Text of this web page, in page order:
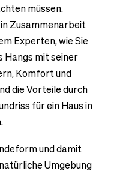
müssen.
Zusammenarbeit
Experten, wie Sie
Hangs mit seiner
Komfort und
die Vorteile durch
für ein Haus in
und damit
Umgebung